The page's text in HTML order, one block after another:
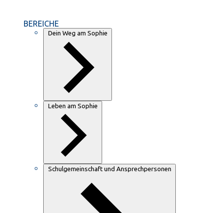
BEREICHE
Dein Weg am Sophie
Leben am Sophie
Schulgemeinschaft und Ansprechpersonen